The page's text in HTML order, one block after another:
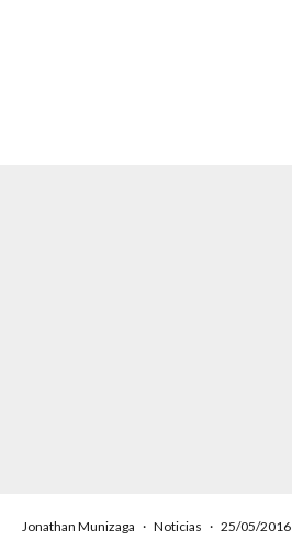
Jonathan Munizaga · Noticias · 25/05/2016